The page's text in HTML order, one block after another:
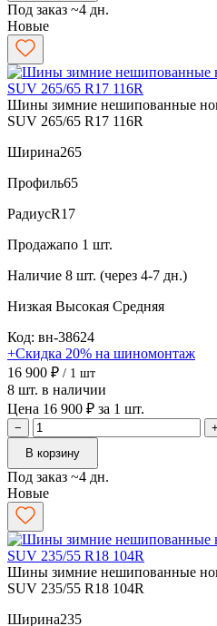
Под заказ ~4 дн.
Новые
Шины зимние нешипованные
SUV 265/65 R17 116R
Ширина265
Профиль65
РадиусR17
Продажапо 1 шт.
Наличие 8 шт. (через 4-7 дн.)
Низкая Высокая Средняя
Код: вн-38624
+Скидка 20% на шиномонтаж
16 900 ₽ / 1 шт
8 шт. в наличии
Цена 16 900 ₽ за 1 шт.
−
+
В корзину
Под заказ ~4 дн.
Новые
Шины зимние нешипованные
SUV 235/55 R18 104R
Ширина235